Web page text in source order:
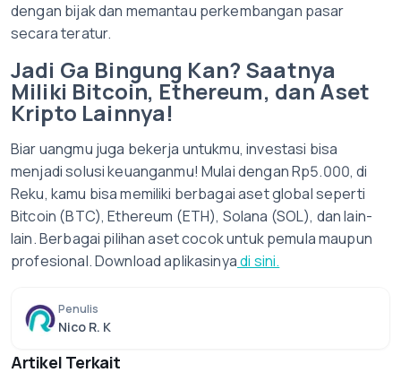
dengan bijak dan memantau perkembangan pasar
secara teratur.
Jadi Ga Bingung Kan? Saatnya
Miliki Bitcoin, Ethereum, dan Aset
Kripto Lainnya!
Biar uangmu juga bekerja untukmu, investasi bisa
menjadi solusi keuanganmu! Mulai dengan Rp5.000, di
Reku, kamu bisa memiliki berbagai aset global seperti
Bitcoin (BTC), Ethereum (ETH), Solana (SOL), dan lain-
lain. Berbagai pilihan aset cocok untuk pemula maupun
profesional. Download aplikasinyadi sini.
Penulis
Nico R. K
Artikel Terkait